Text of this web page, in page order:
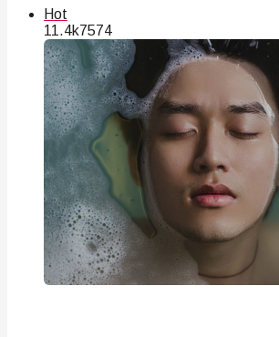
Hot
11.4k7574